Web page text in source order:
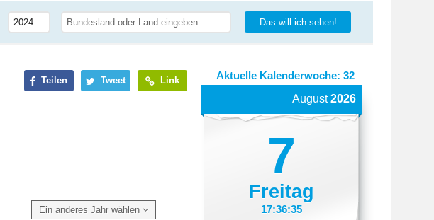
Das will ich sehen!
Teilen Tweet Link
Ein anderes Jahr wählen
Aktuelle Kalenderwoche: 32
August2026
7
Freitag
17:36:36